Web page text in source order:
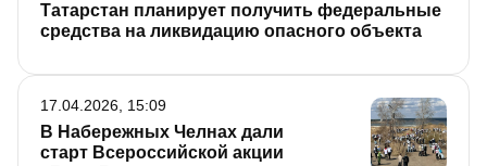
Татарстан планирует получить федеральные
средства на ликвидацию опасного объекта
В Набережных Челнах дали
старт Всероссийской акции
17.04.2026, 15:09